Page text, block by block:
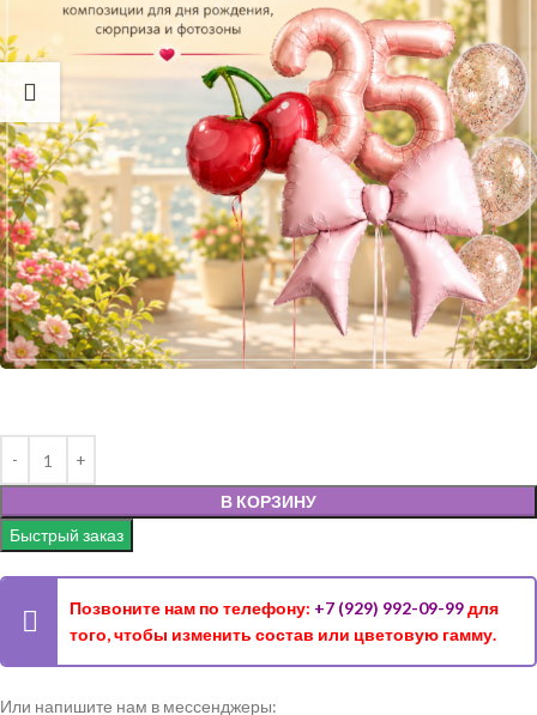
В КОРЗИНУ
Быстрый заказ
Позвоните нам по телефону: +7 (929) 992-09-99для
того, чтобы изменить состав или цветовую гамму.
Или напишите нам в мессенджеры: